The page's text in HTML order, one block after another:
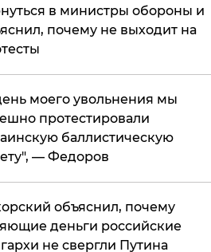
в министры обороны и
почему не выходит на
моего увольнения мы
протестировали
баллистическую
— Федоров
объяснил, почему
деньги российские
не свергли Путина